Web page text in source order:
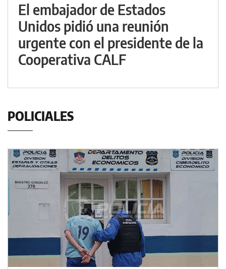
El embajador de Estados
Unidos pidió una reunión
urgente con el presidente de la
Cooperativa CALF
POLICIALES